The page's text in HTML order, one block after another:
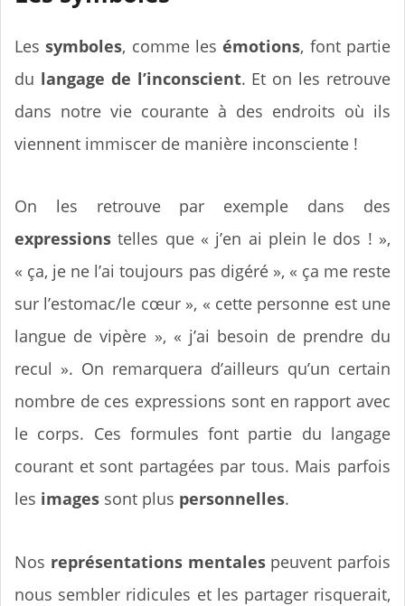
Lessymboles, comme lesémotions, font partie
du langage de l’inconscient. Et on les retrouve
dans notre vie courante à des endroits où ils
viennent immiscer de manière inconsciente !
On les retrouve par exemple dans des
expressions telles que « j’en ai plein le dos ! »,
« ça, je ne l’ai toujours pas digéré », « ça me reste
sur l’estomac/le cœur », « cette personne est une
langue de vipère », « j’ai besoin de prendre du
recul ». On remarquera d’ailleurs qu’un certain
nombre de ces expressions sont en rapport avec
le corps. Ces formules font partie du langage
courant et sont partagées par tous. Mais parfois
les images sont plus personnelles.
Nos représentations mentalespeuvent parfois
nous sembler ridicules et les partager risquerait,